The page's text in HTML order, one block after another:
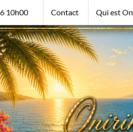
10h00 Contact Qui est